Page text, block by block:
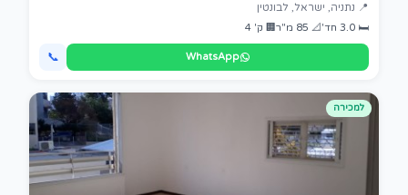
📍 נתניה, ישראל, לבונטין
🛏 3.0 חד' 📐 85 מ"ר 🏢 ק' 4
WhatsApp
📞
למכירה